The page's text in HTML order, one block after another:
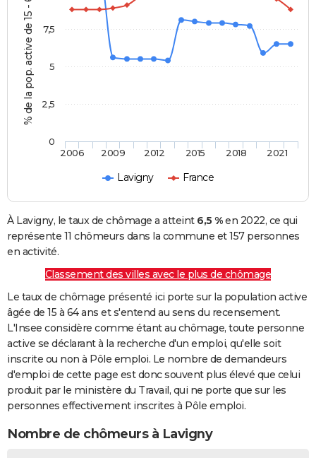
% de la pop. active de 15 - 64 ans
Lavigny France
2006 2009 2012 2015 2018 2021
0
2,5
5
7,5
À Lavigny, le taux de chômage a atteint 6,5 %en 2022, ce qui
représente 11 chômeurs dans la commune et 157 personnes
en activité.
Classement des villes avec le plus de chômage
Le taux de chômage présenté ici porte sur la population active
âgée de 15 à 64 ans et s'entend au sens du recensement.
L'Insee considère comme étant au chômage, toute personne
active se déclarant à la recherche d'un emploi, qu'elle soit
inscrite ou non à Pôle emploi. Le nombre de demandeurs
d'emploi de cette page est donc souvent plus élevé que celui
produit par le ministère du Travail, qui ne porte que sur les
personnes effectivement inscrites à Pôle emploi.
Nombre de chômeurs à Lavigny